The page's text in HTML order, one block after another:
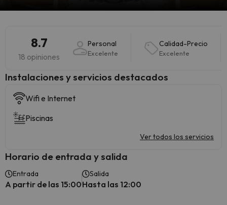
8.7
18 opiniones
Personal
Excelente
Calidad-Precio
Excelente
Instalaciones y servicios destacados
Wifi e Internet
Piscinas
Ver todos los servicios
Horario de entrada y salida
Entrada
A partir de las 15:00
Salida
Hasta las 12:00